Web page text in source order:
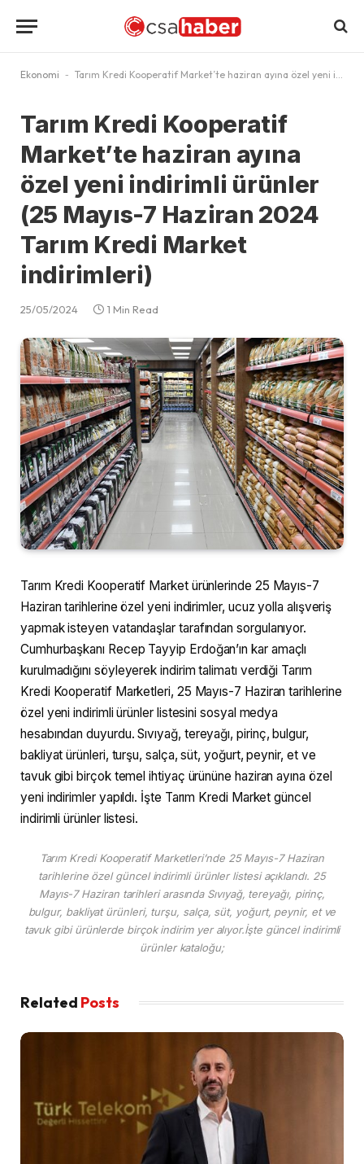
Ekonomi - Tarım Kredi Kooperatif Market’te haziran ayına özel yeni indirimli ürünler (25 Mayıs-7 Haziran 2024 Tarım Kredi Market indirimleri)
Tarım Kredi Kooperatif
Market’te haziran ayına
özel yeni indirimli ürünler
(25 Mayıs-7 Haziran 2024
Tarım Kredi Market
indirimleri)
25/05/2024 1 Min Read
Tarım Kredi Kooperatif Market ürünlerinde 25 Mayıs-7
Haziran tarihlerine özel yeni indirimler, ucuz yolla alışveriş
yapmak isteyen vatandaşlar tarafından sorgulanıyor.
Cumhurbaşkanı Recep Tayyip Erdoğan’ın kar amaçlı
kurulmadığını söyleyerek indirim talimatı verdiği Tarım
Kredi Kooperatif Marketleri, 25 Mayıs-7 Haziran tarihlerine
özel yeni indirimli ürünler listesini sosyal medya
hesabından duyurdu. Sıvıyağ, tereyağı, pirinç, bulgur,
bakliyat ürünleri, turşu, salça, süt, yoğurt, peynir, et ve
tavuk gibi birçok temel ihtiyaç ürününe haziran ayına özel
yeni indirimler yapıldı. İşte Tarım Kredi Market güncel
indirimli ürünler listesi.
Tarım Kredi Kooperatif Marketleri’nde 25 Mayıs-7 Haziran
tarihlerine özel güncel indirimli ürünler listesi açıklandı. 25
Mayıs-7 Haziran tarihleri arasında Sıvıyağ, tereyağı, pirinç,
bulgur, bakliyat ürünleri, turşu, salça, süt, yoğurt, peynir, et ve
tavuk gibi ürünlerde birçok indirim yer alıyor.İşte güncel indirimli
ürünler kataloğu;
Related Posts